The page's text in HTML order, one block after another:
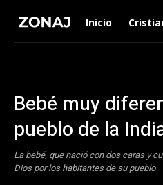
Inicio
Bebé muy
pueblo de la
La bebé, que nació con dos caras y
Dios por los habitantes de su pueblo